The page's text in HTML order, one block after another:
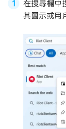
在搜尋欄中
其圖示或用